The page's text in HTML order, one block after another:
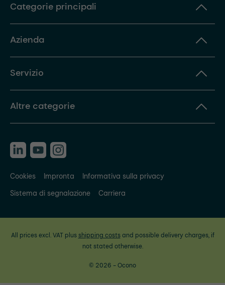
Categorie principali
Azienda
Servizio
Altre categorie
Cookies Impronta
Informativa sulla privacy
Sistema di segnalazione
Carriera
All prices excl. VAT plus shipping costsand possible delivery charges, if
not stated otherwise.
© 2026 - Ocono